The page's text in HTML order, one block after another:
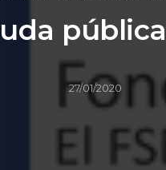
pública
27/01/2020